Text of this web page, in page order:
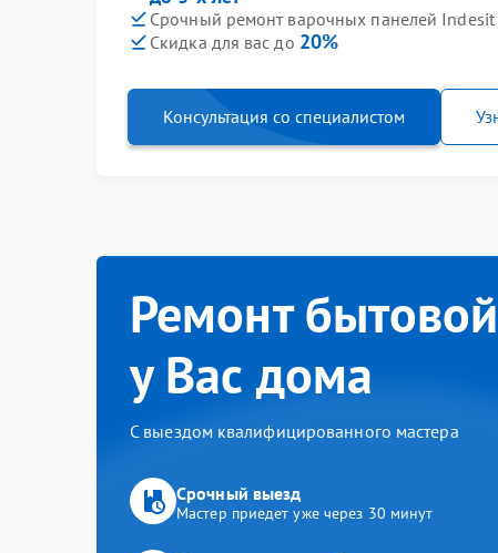
Срочный ремонт варочных панелей Indesit
Скидка для вас до 20%
Консультация со специалистом
Ремонт
у Вас дома
С выездом квалифицированного мастера
Срочный выезд
Мастер приедет уже через 30 минут